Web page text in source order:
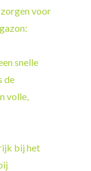
voor
snelle
de
volle,
bij het